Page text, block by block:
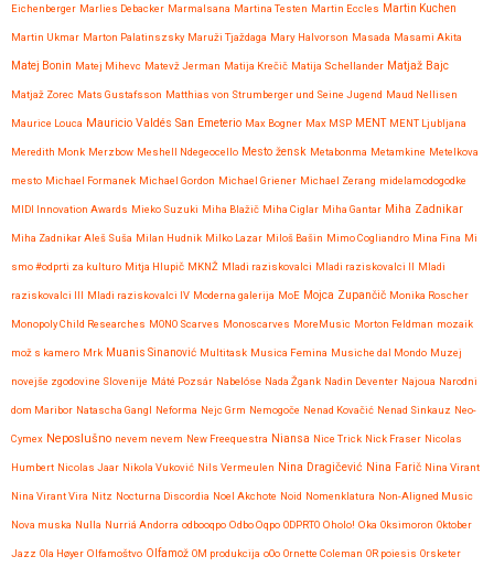
Eichenberger Marlies Debacker Marmalsana Martina Testen Martin Eccles Martin Kuchen
Martin Ukmar Marton Palatinszsky Maruži Tjaždaga Mary Halvorson Masada Masami Akita
Matej Bonin Matej Mihevc Matevž Jerman Matija Krečič Matija Schellander Matjaž Bajc
Matjaž Zorec Mats Gustafsson Matthias von Strumberger und Seine Jugend Maud Nellisen
Maurice Louca Mauricio Valdés San Emeterio Max Bogner Max MSP MENT MENT Ljubljana
Meredith Monk Merzbow Meshell Ndegeocello Mesto žensk Metabonma Metamkine Metelkova
mesto Michael Formanek Michael Gordon Michael Griener Michael Zerang midelamodogodke
MIDI Innovation Awards Mieko Suzuki Miha Blažič Miha Ciglar Miha Gantar Miha Zadnikar
Miha Zadnikar Aleš Suša Milan Hudnik Milko Lazar Miloš Bašin Mimo Cogliandro Mina Fina Mi
smo #odprti za kulturo Mitja Hlupič MKNŽ Mladi raziskovalci Mladi raziskovalci II Mladi
raziskovalci III Mladi raziskovalci IV Moderna galerija MoE Mojca Zupančič Monika Roscher
Monopoly Child Researches MONO Scarves Monoscarves MoreMusic Morton Feldman mozaik
mož s kamero Mrk Muanis Sinanović Multitask Musica Femina Musiche dal Mondo Muzej
novejše zgodovine Slovenije Máté Pozsár Nabelóse Nada Žgank Nadin Deventer Najoua Narodni
dom Maribor Natascha Gangl Neforma Nejc Grm Nemogoče Nenad Kovačić Nenad Sinkauz Neo-
Cymex Neposlušno nevem nevem New Freequestra Niansa Nice Trick Nick Fraser Nicolas
Humbert Nicolas Jaar Nikola Vuković Nils Vermeulen Nina Dragičević Nina Farič Nina Virant
Nina Virant Vira Nitz Nocturna Discordia Noel Akchote Noid Nomenklatura Non-Aligned Music
Nova muska Nulla Nurriá Andorra odbooqpo Odbo Oqpo ODPRTO Oholo! Oka Oksimoron Oktober
Jazz Ola Høyer Olfamoštvo Olfamož OM produkcija oOo Ornette Coleman OR poiesis Orsketer